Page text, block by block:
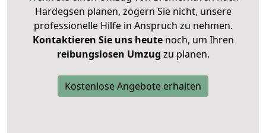
Hardegsen planen, zögern Sie nicht, unsere
professionelle Hilfe in Anspruch zu nehmen.
Kontaktieren Sie uns heutenoch, um Ihren
reibungslosen Umzug zu planen.
Kostenlose Angebote erhalten